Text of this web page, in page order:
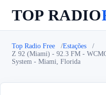
TOP RADIO
Top Radio Free
Estações
Z 92 (Miami) - 92.3 FM -
System - Miami, Florida